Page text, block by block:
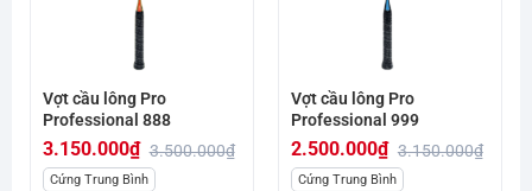
Vợt cầu lông Pro
Professional 888
3.500.000₫
Giá
3.150.000₫
Giá
Cứng Trung Bình
Vợt cầu lông Pro
Professional 999
3.150.000₫
Giá
2.500.000₫
Giá
Cứng Trung Bình